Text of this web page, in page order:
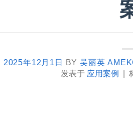
2025年12月1日 BY 吴丽英
发表于 应用案例